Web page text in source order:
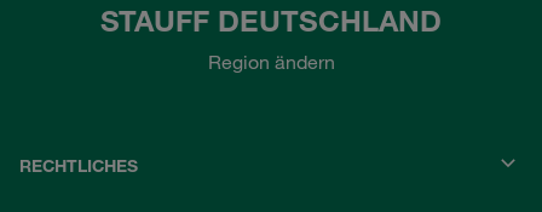
STAUFF DEUTSCHLAND
Region ändern
RECHTLICHES